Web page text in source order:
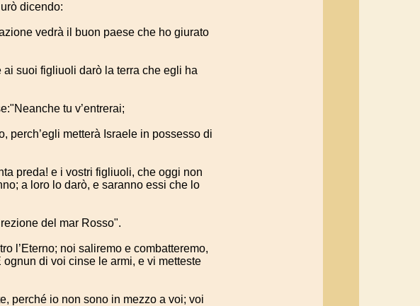
dicendo:
vedrà il buon paese che ho giurato
suoi figliuoli darò la terra che egli ha
tu v’entrerai;
perch’egli metterà Israele in possesso di
preda! e i vostri figliuoli, che oggi non
a loro lo darò, e saranno essi che lo
del mar Rosso".
l’Eterno; noi saliremo e combatteremo,
ognun di voi cinse le armi, e vi metteste
perché io non sono in mezzo a voi; voi